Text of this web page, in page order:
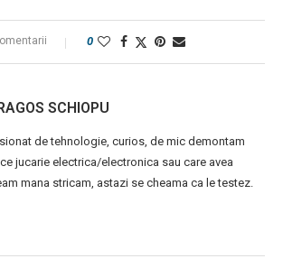
0
SCHIOPU
de tehnologie, curios, de mic demontam
jucarie electrica/electronica sau care avea
mana stricam, astazi se cheama ca le testez.